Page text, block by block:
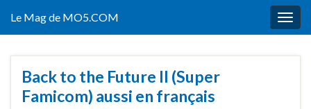
Le Mag de MO5.COM
Back to the Future II (Super
Famicom) aussi en français